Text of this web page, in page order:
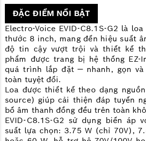
ĐẶC ĐIỂM NỔI BẬT
Electro-Voice EVID-C8.1S-G2 là
thước 8 inch, mang đến hiệu suất
độ tin cậy vượt trội và thiết kế
phẩm được trang bị hệ thống EZ-
quá trình lắp đặt — nhanh, gọn
toàn tuyệt đối.
Loa được thiết kế theo dạng
source) giúp cải thiện đáp tuyến
bố âm thanh đồng đều trên toàn
EVID-C8.1S-G2 sử dụng biến áp
suất lựa chọn: 3.75 W (chỉ 70V),